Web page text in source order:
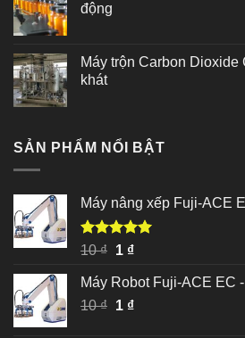
động
Máy trộn Carbon
khát
SẢN PHẨM NỔI BẬT
Máy nâng xếp Fuji-ACE
Được xếp
5 sao
10₫ Giá
là:
10 ₫.
1 ₫Giá
tại
là:
Máy Robot Fuji-ACE EC
10₫ Giá
1 ₫Giá